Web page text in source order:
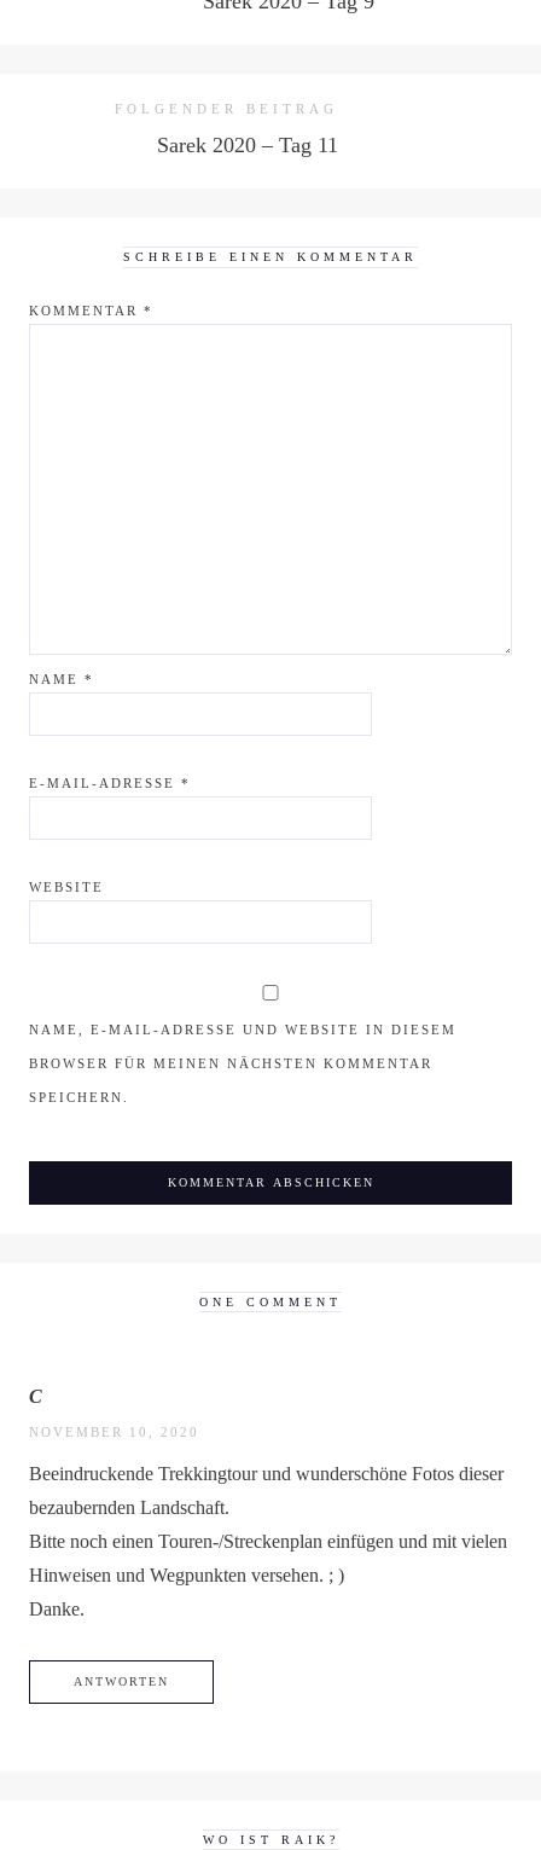
FOLGENDER BEITRAG
Sarek 2020 – Tag 11
SCHREIBE EINEN KOMMENTAR
KOMMENTAR *
NAME *
E-MAIL-ADRESSE *
WEBSITE
NAME, E-MAIL-ADRESSE UND WEBSITE IN DIESEM
BROWSER FÜR MEINEN NÄCHSTEN KOMMENTAR
SPEICHERN.
ONE COMMENT
C
NOVEMBER 10, 2020
Beeindruckende Trekkingtour und wunderschöne Fotos dieser
bezaubernden Landschaft.
Bitte noch einen Touren-/Streckenplan einfügen und mit vielen
Hinweisen und Wegpunkten versehen. ; )
Danke.
ANTWORTEN
WO IST RAIK?